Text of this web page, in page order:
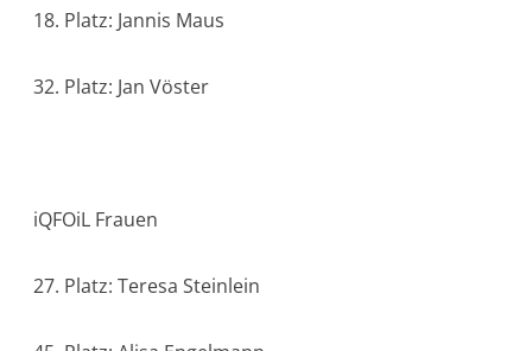
18. Platz: Jannis Maus
32. Platz: Jan Vöster
iQFOiL Frauen
27. Platz: Teresa Steinlein